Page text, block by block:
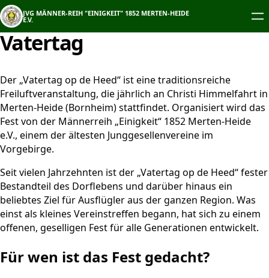
Zum
Inhalt
springen
JVG MÄNNER-REIH "EINIGKEIT" 1852 MERTEN-HEIDE
E.V.
Vatertag
Der „Vatertag op de Heed“ ist eine traditionsreiche
Freiluftveranstaltung, die jährlich an Christi Himmelfahrt in
Merten-Heide (Bornheim) stattfindet. Organisiert wird das
Fest von der Männerreih „Einigkeit“ 1852 Merten-Heide
e.V., einem der ältesten Junggesellenvereine im
Vorgebirge.
Seit vielen Jahrzehnten ist der „Vatertag op de Heed“ fester
Bestandteil des Dorflebens und darüber hinaus ein
beliebtes Ziel für Ausflügler aus der ganzen Region. Was
einst als kleines Vereinstreffen begann, hat sich zu einem
offenen, geselligen Fest für alle Generationen entwickelt.
Für wen ist das Fest gedacht?